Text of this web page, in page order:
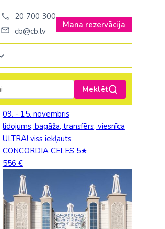
20 700 300
cb@cb.lv
Mana rezervācija
Janvārī
Amerika
Janvārī
Amerika
Argentīna
ASV
Brazīlija
Dominikānas republika
Kanāda
Janvārī
Meklēt
09. - 15. novembris
lidojums, bagāža, transfērs, viesnīca
ULTRA! viss iekļauts
CONCORDIA CELES 5★
556 €